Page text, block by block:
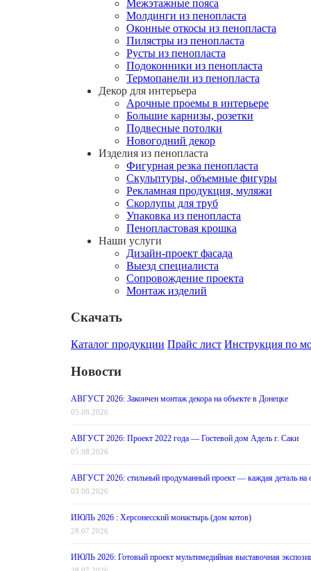
Межэтажные пояса
Молдинги из пенопласта
Оконные откосы из пенопласта
Пилястры из пенопласта
Русты из пенопласта
Подоконники из пенопласта
Термопанели из пенопласта
Декор для интерьера
Арочные проемы в интерьере
Большие карнизы, розетки
Подвесные потолки
Новогодний декор
Изделия из пенопласта
Фигурная резка пенопласта
Скульптуры, объемные фигуры
Рекламная продукция, муляжи
Скорлупы для труб
Упаковка из пенопласта
Пенопластовая крошка
Наши услуги
Дизайн-проект фасада
Выезд специалиста
Сопровождение проекта
Монтаж изделий
Скачать
Каталог продукции Прайс лист Инструкция по
Новости
АВГУСТ 2026: Закончен монтаж декора на объекте в Донецке
05.08.2026
АВГУСТ 2026: Проект 2022 года — Гостевой дом Адель г. Саки
05.08.2026
АВГУСТ 2026: стильный продуманный проект — каждая деталь на
03.08.2026
ИЮЛЬ 2026 : Херсонесский монастырь (дом котов)
28.07.2026
ИЮЛЬ 2026: Готовый проект мультимедийная выставочная